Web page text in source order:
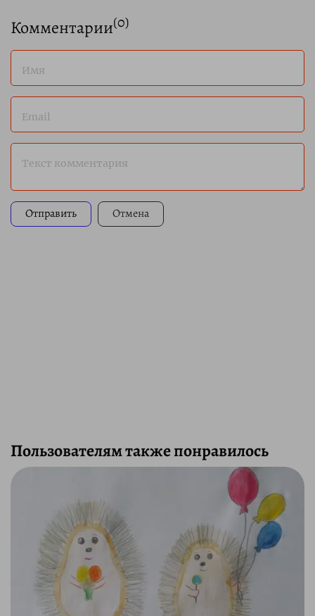
Комментарии(0)
Имя
Email
Текст комментария
Отправить Отмена
Пользователям также понравилось